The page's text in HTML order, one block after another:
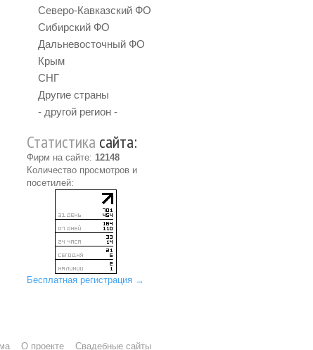
Северо-Кавказский ФО
Сибирский ФО
Дальневосточный ФО
Крым
СНГ
Другие страны
- другой регион -
Статистика сайта:
Фирм на сайте: 12148
Количество просмотров и
посетилей:
Бесплатная регистрация →
О проекте Свадебные сайты